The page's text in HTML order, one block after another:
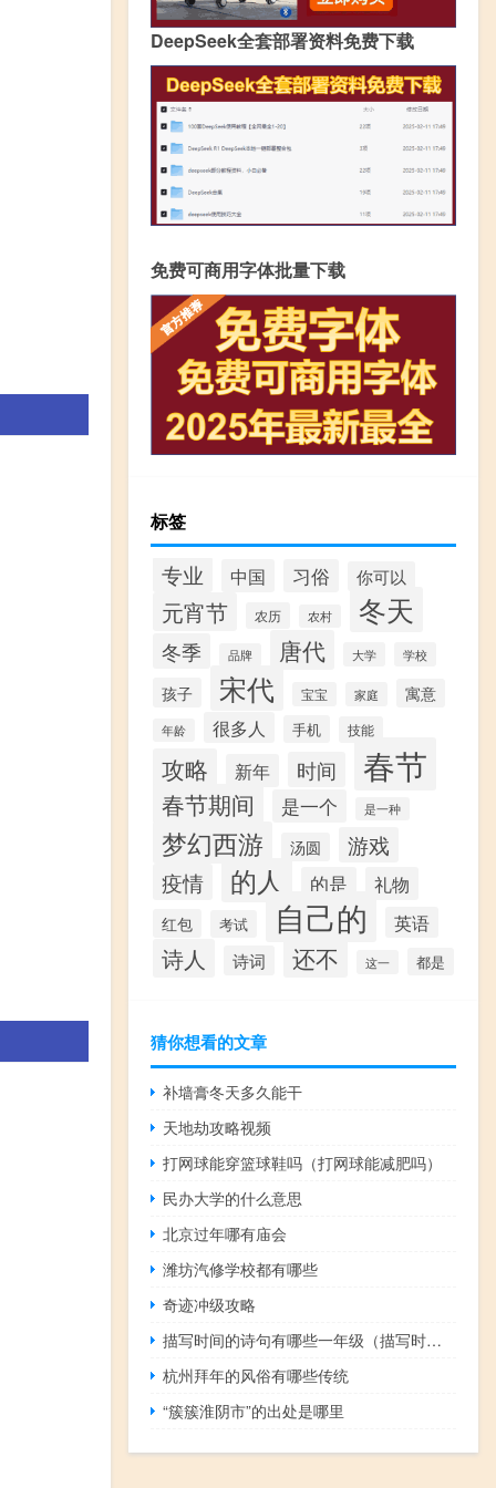
DeepSeek全套部署资料免费下载
免费可商用字体批量下载
标签
专业 中国 习俗 你可以
元宵节 农历 农村 冬天
冬季 品牌 唐代 大学 学校
孩子 宋代 宝宝 家庭 寓意
年龄 很多人 手机 技能
攻略 新年 时间 春节
春节期间 是一个 是一种
梦幻西游 汤圆 游戏
疫情 的人 的是 礼物
红包 考试 自己的 英语
诗人 诗词 还不 这一 都是
猜你想看的文章
补墙膏冬天多久能干
天地劫攻略视频
打网球能穿篮球鞋吗（打网球能减肥吗）
民办大学的什么意思
北京过年哪有庙会
潍坊汽修学校都有哪些
奇迹冲级攻略
描写时间的诗句有哪些一年级（描写时间的诗句）
杭州拜年的风俗有哪些传统
“簇簇淮阴市”的出处是哪里